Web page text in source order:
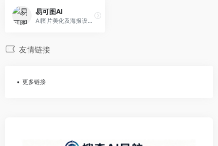
易可图AI
AI图片美化及海报设计平台，专注于电商视觉设计。面向电商卖家，提供图片美化、海报设计、营销素材等服务，设计效率高。
友情链接
更多链接